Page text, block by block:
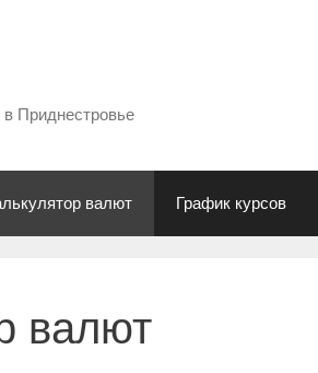
Приднестровье
валют График курсов
валют